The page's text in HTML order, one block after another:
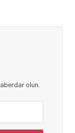
olun.